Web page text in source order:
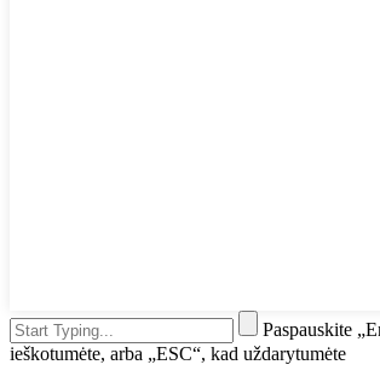
Paspauskite
ieškotumėte, arba „ESC“, kad uždarytumėte